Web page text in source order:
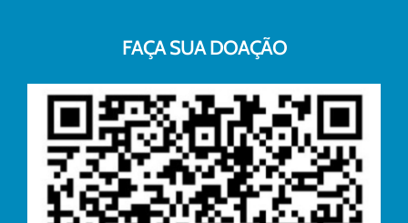
FAÇA SUA DOAÇÃO